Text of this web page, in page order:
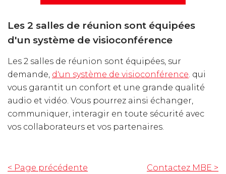
Les 2 salles de réunion sont équipées
d'un système de visioconférence
Les 2 salles de réunion sont équipées, sur
demande, d'un système de visioconférence. qui
vous garantit un confort et une grande qualité
audio et vidéo. Vous pourrez ainsi échanger,
communiquer, interagir en toute sécurité avec
vos collaborateurs et vos partenaires.
< Page précédente Contactez MBE >